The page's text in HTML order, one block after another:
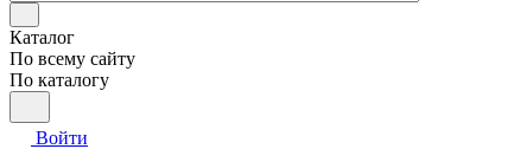
Каталог
По всему сайту
По каталогу
Войти